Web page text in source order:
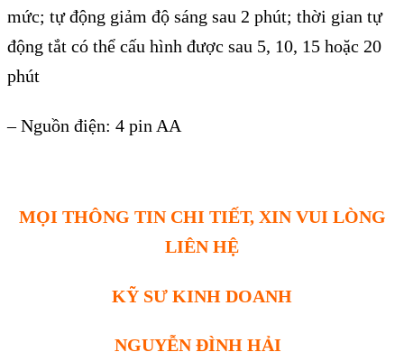
mức; tự động giảm độ sáng sau 2 phút; thời gian tự
động tắt có thể cấu hình được sau 5, 10, 15 hoặc 20
phút
– Nguồn điện: 4 pin AA
MỌI THÔNG TIN CHI TIẾT, XIN VUI LÒNG
LIÊN HỆ
KỸ SƯ KINH DOANH
NGUYỄN ĐÌNH HẢI